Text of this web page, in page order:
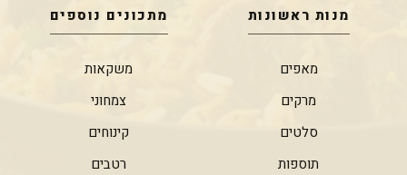
מנות ראשונות
מאפים
מרקים
סלטים
תוספות
מתכונים נוספים
משקאות
צמחוני
קינוחים
רטבים